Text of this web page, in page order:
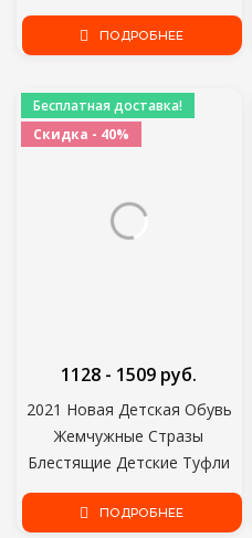
Сандалии Для Девочек
Малышей Детские Дышащие
ПОДРОБНЕЕ
Бесплатная доставка!
Скидка - 40%
2021 Новая Детская Обувь
Жемчужные Стразы
Блестящие Детские Туфли
Принцессы Обувь для
маленьких девочек Для
1128 - 1509 руб.
ПОДРОБНЕЕ